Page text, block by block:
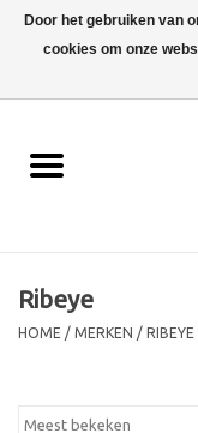
Outboard
Ribeye
HOME / MERKEN / RIBEYE
Door het gebruiken van
cookies om onze